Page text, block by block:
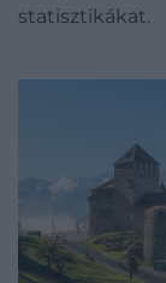
statisztikákat.